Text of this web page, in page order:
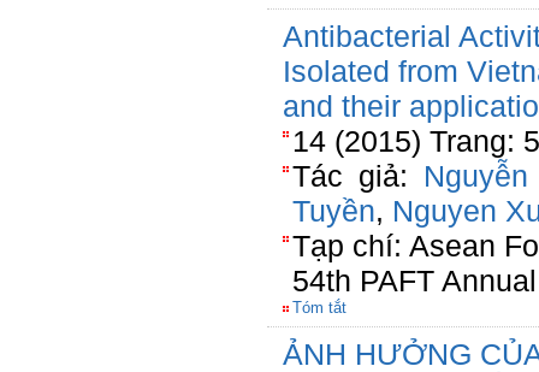
Antibacterial
Isolated from
and their
14 (2015) Trang:
Tác giả:
Tuyền, Nguyen
Tạp chí: Asean
54th PAFT
Tóm tắt
ẢNH HƯỞNG